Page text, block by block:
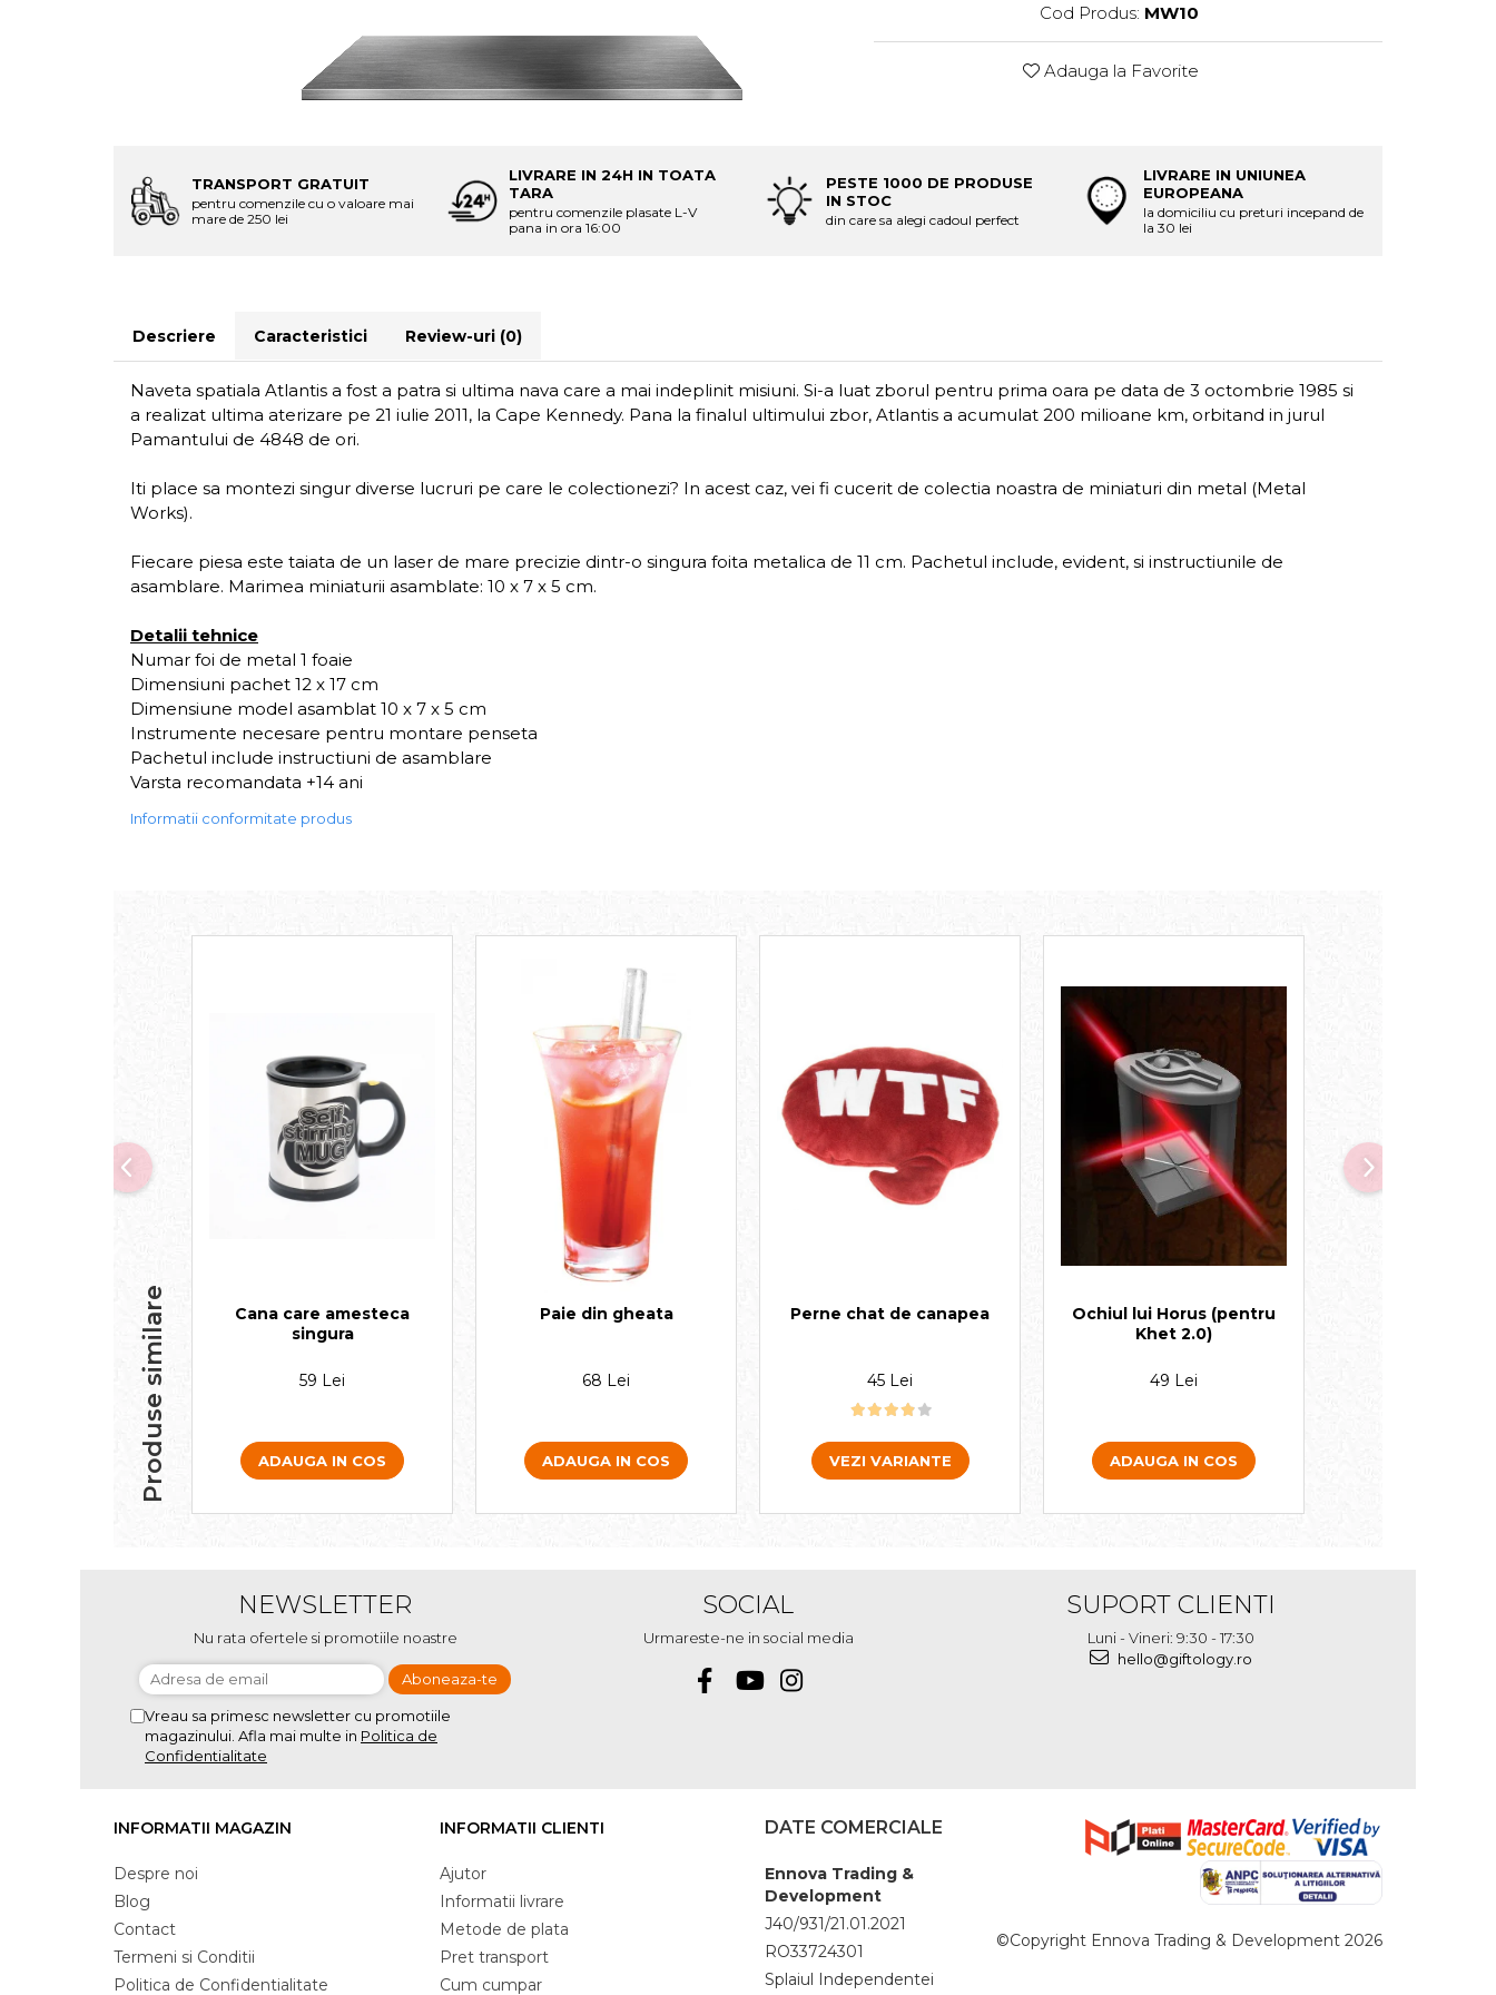
Cod Produs: MW10
Adauga la Favorite
TRANSPORT GRATUIT
pentru comenzile cu o valoare mai
mare de 250 lei
LIVRARE IN 24H IN TOATA
TARA
pentru comenzile plasate L-V
pana in ora 16:00
PESTE 1000 DE PRODUSE
IN STOC
din care sa alegi cadoul perfect
LIVRARE IN UNIUNEA
EUROPEANA
la domiciliu cu preturi incepand de
la 30 lei
Descriere Caracteristici Review-uri (0)
Naveta spatiala Atlantis a fost a patra si ultima nava care a mai indeplinit misiuni. Si-a luat zborul pentru prima oara pe data de 3 octombrie 1985 si
a realizat ultima aterizare pe 21 iulie 2011, la Cape Kennedy. Pana la finalul ultimului zbor, Atlantis a acumulat 200 milioane km, orbitand in jurul
Pamantului de 4848 de ori.
Iti place sa montezi singur diverse lucruri pe care le colectionezi? In acest caz, vei fi cucerit de colectia noastra de miniaturi din metal (Metal
Works).
Fiecare piesa este taiata de un laser de mare precizie dintr-o singura foita metalica de 11 cm. Pachetul include, evident, si instructiunile de
asamblare. Marimea miniaturii asamblate: 10 x 7 x 5 cm.
Detalii tehnice
Numar foi de metal 1 foaie
Dimensiuni pachet 12 x 17 cm
Dimensiune model asamblat 10 x 7 x 5 cm
Instrumente necesare pentru montare penseta
Pachetul include instructiuni de asamblare
Varsta recomandata +14 ani
Informatii conformitate produs
Produse similare
Cana care amesteca
singura
59 Lei
ADAUGA IN COS
Paie din gheata
68 Lei
ADAUGA IN COS
Perne chat de canapea
45 Lei
VEZI VARIANTE
Ochiul lui Horus (pentru
Khet 2.0)
49 Lei
ADAUGA IN COS
NEWSLETTER
Nu rata ofertele si promotiile noastre
Vreau sa primesc newsletter cu promotiile
magazinului. Afla mai multe in Politica de
Confidentialitate
SOCIAL
Urmareste-ne in social media
SUPORT CLIENTI
Luni - Vineri: 9:30 - 17:30
hello@giftology.ro
INFORMATII MAGAZIN
Despre noi
Blog
Contact
Termeni si Conditii
Politica de Confidentialitate
INFORMATII CLIENTI
Ajutor
Informatii livrare
Metode de plata
Pret transport
Cum cumpar
DATE COMERCIALE
Ennova Trading &
Development
J40/931/21.01.2021
RO33724301
Splaiul Independentei
©Copyright Ennova Trading & Development 2026